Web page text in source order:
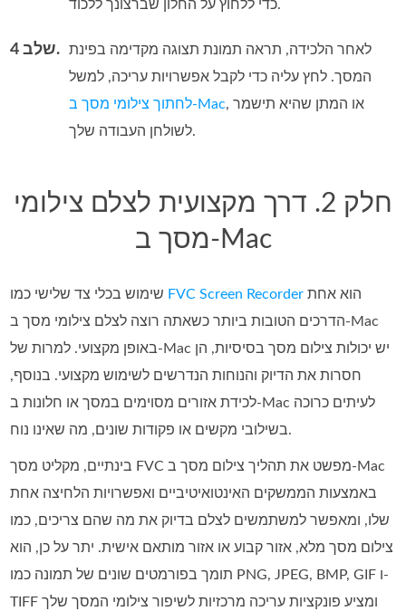
כדי ללחוץ על החלון שברצונך ללכוד.
שלב 4.
לאחר הלכידה, תראה תמונת תצוגה מקדימה בפינת
המסך. לחץ עליה כדי לקבל אפשרויות עריכה, למשל
לחתוך צילומי מסך ב‑Mac, או המתן שהיא תישמר
לשולחן העבודה שלך.
חלק 2. דרך מקצועית לצלם צילומי
מסך ב-Mac
FVC Screen Recorder הוא אחת
הדרכים הטובות ביותר כשאתה רוצה לצלם צילומי מסך ב‑Mac
באופן מקצועי. למרות של‑Mac יש יכולות צילום מסך בסיסיות, הן
חסרות את הדיוק והנוחות הנדרשים לשימוש מקצועי. בנוסף,
לכידת אזורים מסוימים במסך או חלונות ב‑Mac לעיתים כרוכה
בשילובי מקשים או פקודות שונים, מה שאינו נוח.
בינתיים, מקליט מסך FVC מפשט את תהליך צילום מסך ב-Mac
באמצעות הממשקים האינטואיטיביים ואפשרויות הלחיצה אחת
שלו, ומאפשר למשתמשים לצלם בדיוק את מה שהם צריכים, כמו
צילום מסך מלא, אזור קבוע או אזור מותאם אישית. יתר על כן, הוא
תומך בפורמטים שונים של תמונה כמו PNG, JPEG, BMP, GIF ו-
TIFF ומציע פונקציות עריכה מרכזיות לשיפור צילומי המסך שלך